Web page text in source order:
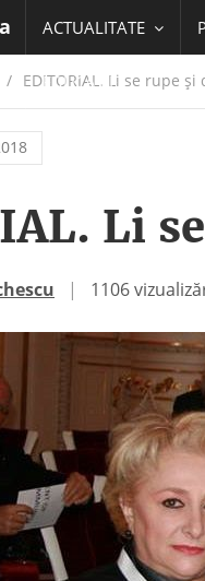
ACTUALITATE
EDUCATIE
EDITORIAL. Li se rupe şi
Li
| 1106